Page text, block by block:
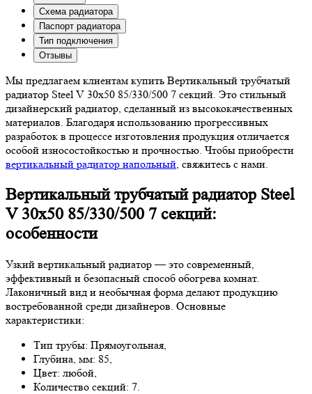
Схема радиатора
Паспорт радиатора
Тип подключения
Отзывы
Мы предлагаем клиентам купить Вертикальный трубчатый
радиатор Steel V 30х50 85/330/500 7 секций. Это стильный
дизайнерский радиатор, сделанный из высококачественных
материалов. Благодаря использованию прогрессивных
разработок в процессе изготовления продукция отличается
особой износостойкостью и прочностью. Чтобы приобрести
вертикальный радиатор напольный , свяжитесь с нами.
Вертикальный трубчатый радиатор Steel
V 30х50 85/330/500 7 секций:
особенности
Узкий вертикальный радиатор — это современный,
эффективный и безопасный способ обогрева комнат.
Лаконичный вид и необычная форма делают продукцию
востребованной среди дизайнеров. Основные
характеристики:
Тип трубы: Прямоугольная,
Глубина, мм: 85,
Цвет: любой,
Количество секций: 7.